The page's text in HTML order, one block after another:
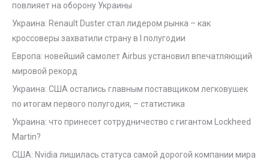
повлияет на оборону Украины
Украина: Renault Duster стал лидером рынка – как
кроссоверы захватили страну в I полугодии
Европа: новейший самолет Airbus установил впечатляющий
мировой рекорд
Украина: США остались главным поставщиком легковушек
по итогам первого полугодия, – статистика
Украина: что принесет сотрудничество с гигантом Lockheed
Martin?
США: Nvidia лишилась статуса самой дорогой компании мира